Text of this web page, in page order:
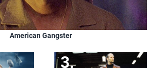
American Gangster